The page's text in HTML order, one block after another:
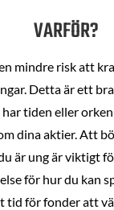
VARFÖR?
mindre risk att
Detta är ett
tiden eller
dina aktier. Att
är ung är viktigt
för hur du kan
tid för fonder att